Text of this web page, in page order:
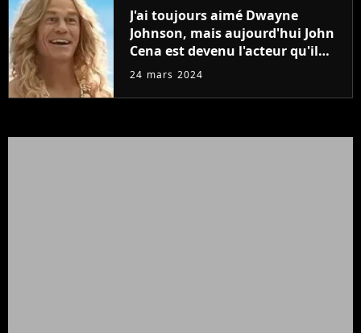
J'ai toujours aimé Dwayne
Johnson, mais aujourd'hui John
Cena est devenu l'acteur qu'il
rêvait d'être (et Ricky Stanicky le
24 mars 2024